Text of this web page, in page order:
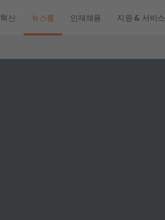
혁신 뉴스룸 인재채용 지원 & 서비스